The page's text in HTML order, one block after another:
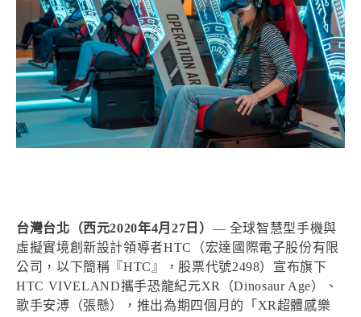
台灣台北（西元2020年4月27日） — 全球智慧型手機與
虛擬實境創新設計領導者HTC（宏達國際電子股份有限
公司，以下簡稱『HTC』，股票代號2498）宣布旗下
HTC VIVELAND攜手恐龍紀元XR（Dinosaur Age）、
歌手安溥（張懸），推出為期四個月的「XR超體感樂